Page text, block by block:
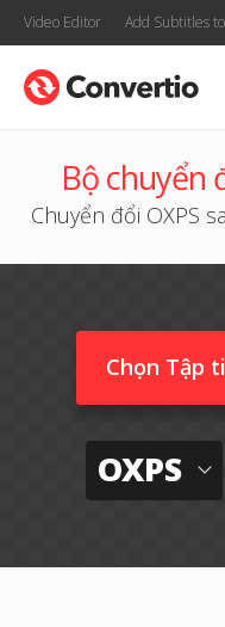
Video Editor Add Subtitles
Bộ chuyển
Chuyển đổi OXPS
Chọn Tập
OXPS